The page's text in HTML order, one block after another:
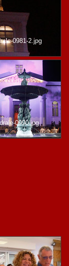
0981-2.jpg
0990.jpg